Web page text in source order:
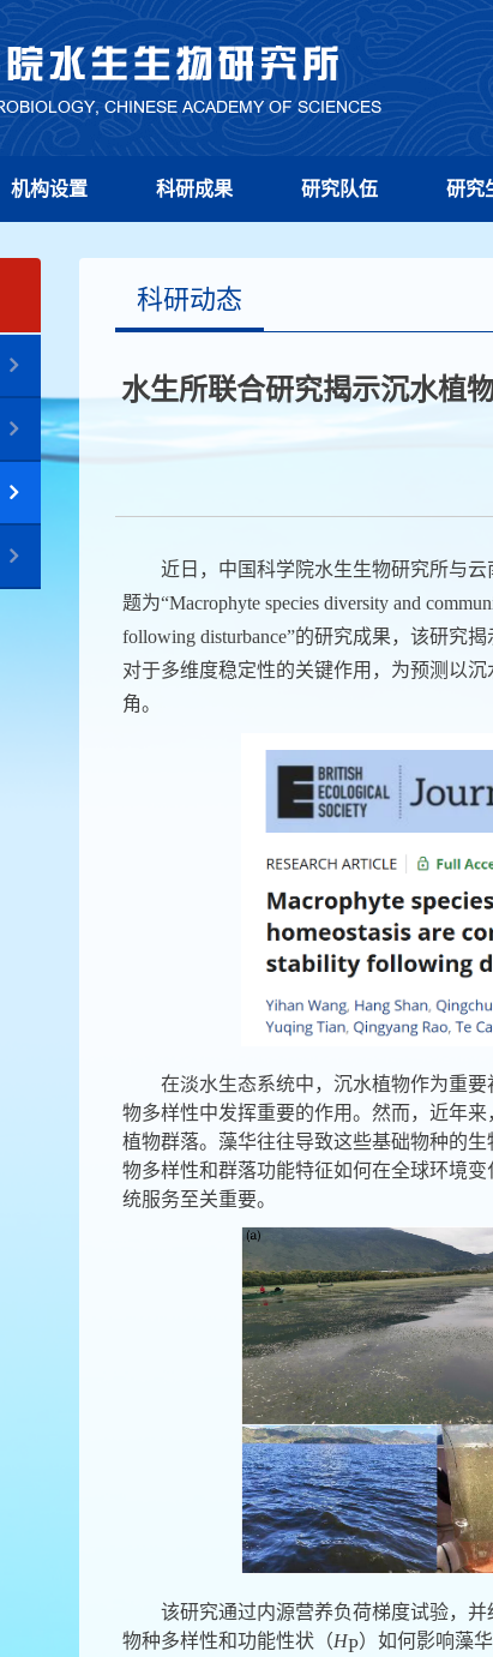
机构设置 科研成果 研究队伍 研究
科研动态
水生所联合研究揭示沉水植
近日，中国科学院水生生物研究所与
题为“Macrophyte species diversity and
following disturbance”的研究成果，该研究
对于多维度稳定性的关键作用，为预测以
角。
在淡水生态系统中，沉水植物作为重
物多样性中发挥重要的作用。然而，近年
植物群落。藻华往往导致这些基础物种的
物多样性和群落功能特征如何在全球环境
统服务至关重要。
该研究通过内源营养负荷梯度试验，并
物种多样性和功能性状（HP）如何影响藻